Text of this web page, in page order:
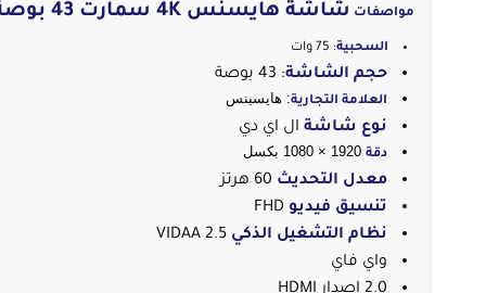
مواصفات شاشة هايسنس 4K سمارت 43 بوصة – نظام تشغيل VIDAA
السحبية: 75 وات
حجم الشاشة: 43 بوصة
العلامة التجارية: هايسينس
نوع شاشة ال اي دي
دقة
معدل التحديث
تنسيق فيديو
نظام التشغيل الذكي
واي فاي